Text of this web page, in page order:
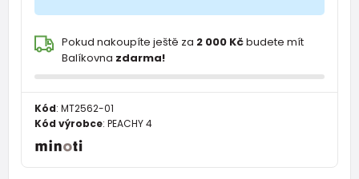
Pokud nakoupíte ještě za 2 000 Kčbudete mít
Balíkovna zdarma!
Kód: MT2562-01
Kód výrobce: PEACHY 4